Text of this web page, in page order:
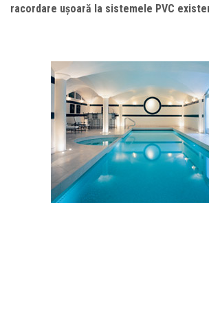
racordare uşoară la sistemele PVC